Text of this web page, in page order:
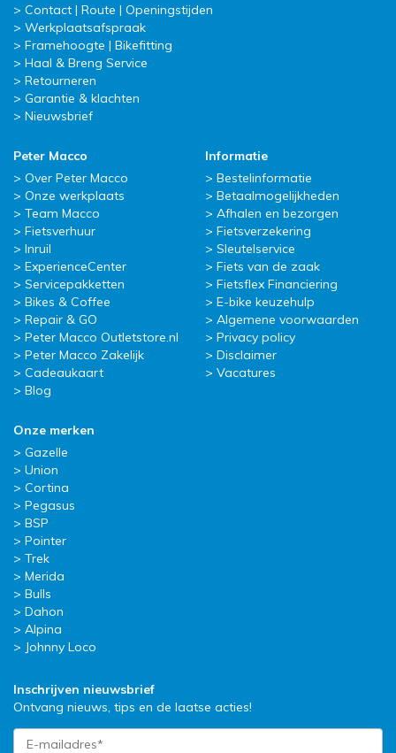
Contact | Route | Openingstijden
Werkplaatsafspraak
Framehoogte | Bikefitting
Haal & Breng Service
Retourneren
Garantie & klachten
Nieuwsbrief
Peter Macco
Over Peter Macco
Onze werkplaats
Team Macco
Fietsverhuur
Inruil
ExperienceCenter
Servicepakketten
Bikes & Coffee
Repair & GO
Peter Macco Outletstore.nl
Peter Macco Zakelijk
Cadeaukaart
Blog
Informatie
Bestelinformatie
Betaalmogelijkheden
Afhalen en bezorgen
Fietsverzekering
Sleutelservice
Fiets van de zaak
Fietsflex Financiering
E-bike keuzehulp
Algemene voorwaarden
Privacy policy
Disclaimer
Vacatures
Onze merken
Gazelle
Union
Cortina
Pegasus
BSP
Pointer
Trek
Merida
Bulls
Dahon
Alpina
Johnny Loco
Inschrijven nieuwsbrief
Ontvang nieuws, tips en de laatse acties!